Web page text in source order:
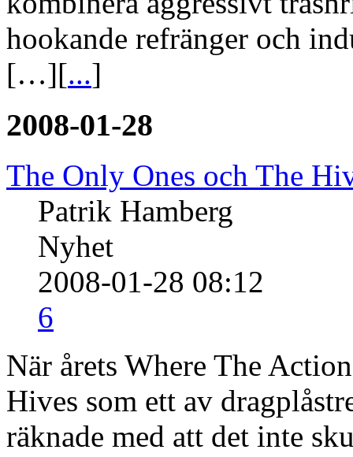
hookande refränger och
[…][...]
2008-01-28
The Only Ones och The
Patrik Hamberg
Nyhet
2008-01-28 08:12
6
När årets Where The
Hives som ett av
räknade med att det inte